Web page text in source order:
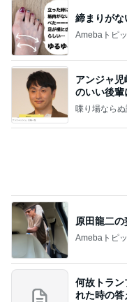
締まりがな
Amebaトピ
アンジャ
のいい後輩
喋り場なら
原田龍二の
Amebaトピ
何故トラン
れた時の答